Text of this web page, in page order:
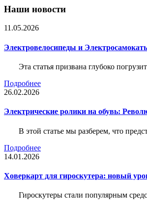
Наши новости
11.05.2026
Электровелосипеды и
Эта статья призвана глубоко
Подробнее
26.02.2026
Электрические ролики на обувь:
В этой статье мы разберем, что
Подробнее
14.01.2026
Ховеркарт для гироскутера: новый
Гироскутеры стали популярным